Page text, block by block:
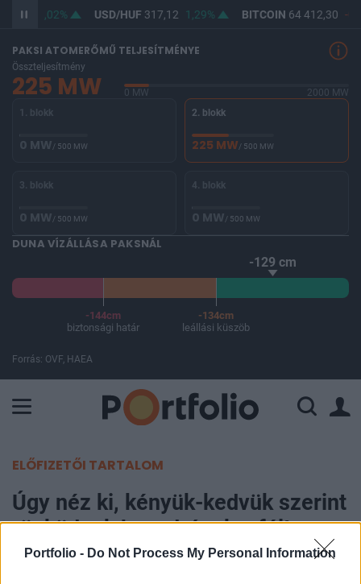
Portfolio - Do Not Process My Personal Information
1,02% USD/HUF317,12 1,29% BITCOIN64 412,30 -
PAKSI ATOMERŐMŰ TELJESÍTMÉNYE
Összteljesítmény
225 MW 0 MW
2000 MW
1. blokk
0 MW/ 500 MW
2. blokk
225 MW/ 500 MW
3. blokk
0 MW/ 500 MW
4. blokk
0 MW/ 500 MW
DUNA VÍZÁLLÁSA PAKSNÁL
-129 cm
-144cm
biztonsági határ
-134cm
leállási küszöb
Forrás: OVF, HAEA
ELŐFIZETŐI TARTALOM
Úgy néz ki, kényük-kedvük szerint
röpködnek be a drónok a féltve
őrzött orosz légibázisra